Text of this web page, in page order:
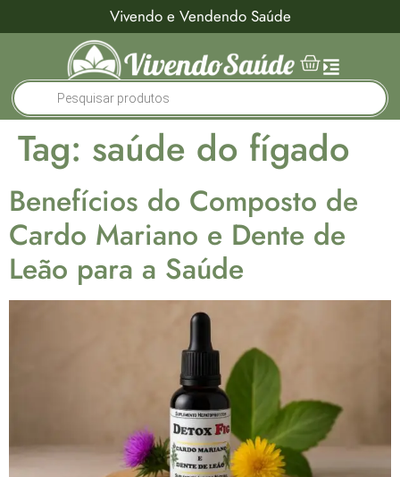
Vivendo e Vendendo Saúde
Tag: saúde do fígado
Benefícios do Composto de
Cardo Mariano e Dente de
Leão para a Saúde